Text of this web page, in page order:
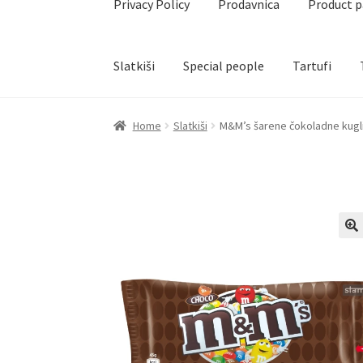
Privacy Policy Prodavnica Product
Slatkiši Special people Tartufi
Home Akcija za dan zaljubljenih Baloni Blog
Terms ConditionsUredjenje domaVino
Home Slatkiši M&M’s šarene čokoladne